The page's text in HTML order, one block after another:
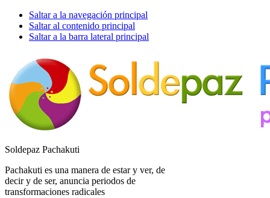
Saltar a la navegación principal
Saltar al contenido principal
Saltar a la barra lateral principal
Soldepaz Pachakuti
Pachakuti es una manera de estar y ver, de
decir y de ser, anuncia periodos de
transformaciones radicales